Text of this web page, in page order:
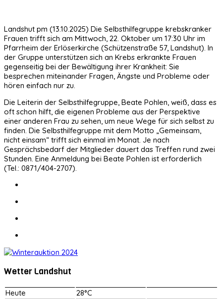
Landshut pm (13.10.2025) Die Selbsthilfegruppe krebskranker
Frauen trifft sich am Mittwoch, 22. Oktober um 17:30 Uhr im
Pfarrheim der Erlöserkirche (Schützenstraße 57, Landshut). In
der Gruppe unterstützen sich an Krebs erkrankte Frauen
gegenseitig bei der Bewältigung ihrer Krankheit: Sie
besprechen miteinander Fragen, Ängste und Probleme oder
hören einfach nur zu.
Die Leiterin der Selbsthilfegruppe, Beate Pohlen, weiß, dass es
oft schon hilft, die eigenen Probleme aus der Perspektive
einer anderen Frau zu sehen, um neue Wege für sich selbst zu
finden. Die Selbsthilfegruppe mit dem Motto „Gemeinsam,
nicht einsam“ trifft sich einmal im Monat. Je nach
Gesprächsbedarf der Mitglieder dauert das Treffen rund zwei
Stunden. Eine Anmeldung bei Beate Pohlen ist erforderlich
(Tel.: 0871/404-2707).
Wetter Landshut
Heute
28°C